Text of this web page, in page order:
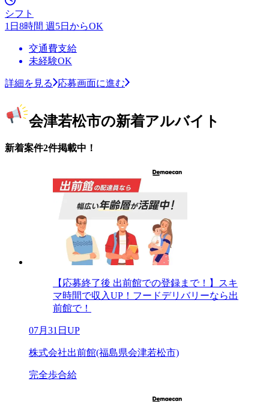
シフト
1日8時間 週5日からOK
交通費支給
未経験OK
詳細を見る 応募画面に進む
会津若松市の新着アルバイト
新着案件2件掲載中！
【応募終了後 出前館での登録まで！】スキ
マ時間で収入UP！フードデリバリーなら出
前館で！
07月31日UP
株式会社出前館(福島県会津若松市)
完全歩合給